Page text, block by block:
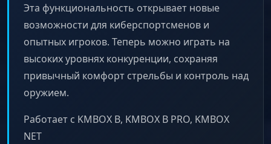
Эта функциональность открывает новые
возможности для киберспортсменов и
опытных игроков. Теперь можно играть на
высоких уровнях конкуренции, сохраняя
привычный комфорт стрельбы и контроль над
оружием.
Работает с KMBOX B, KMBOX B PRO, KMBOX
NET